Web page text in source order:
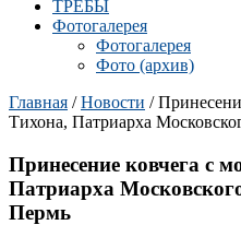
ТРЕБЫ
Фотогалерея
Фотогалерея
Фото (архив)
Главная /Новости /
Тихона, Патриарха
Принесение ковчега с
Патриарха
Пермь